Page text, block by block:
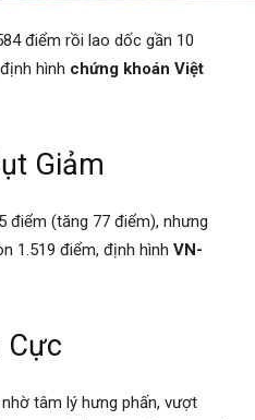
điểm rồi lao dốc gần 10
hình chứng khoán Việt
Giảm
điểm (tăng 77 điểm), nhưng
1.519 điểm, định hình VN-
Cực
tâm lý hưng phấn, vượt